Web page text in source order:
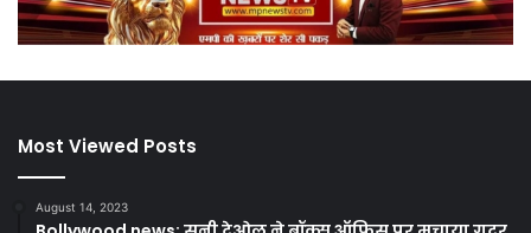
Most Viewed Posts
August 14, 2023